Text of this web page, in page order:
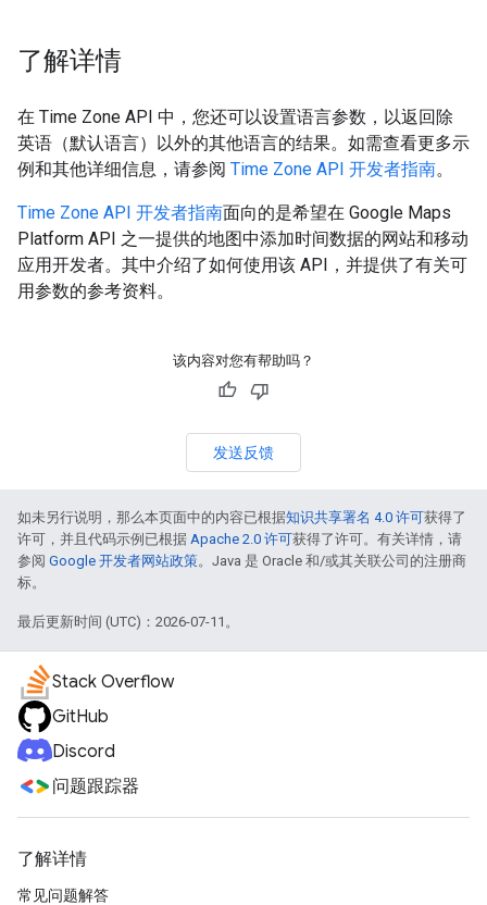
了解详情
在 Time Zone API 中，您还可以设置语言参数，以返回除
英语（默认语言）以外的其他语言的结果。如需查看更多示
例和其他详细信息，请参阅 Time Zone API 开发者指南。
Time Zone API 开发者指南面向的是希望在 Google Maps
Platform API 之一提供的地图中添加时间数据的网站和移动
应用开发者。其中介绍了如何使用该 API，并提供了有关可
用参数的参考资料。
该内容对您有帮助吗？
发送反馈
如未另行说明，那么本页面中的内容已根据知识共享署名 4.0 许可获得了
许可，并且代码示例已根据 Apache 2.0 许可获得了许可。有关详情，请
参阅 Google 开发者网站政策。Java 是 Oracle 和/或其关联公司的注册商
标。
最后更新时间 (UTC)：2026-07-11。
Stack Overflow
GitHub
Discord
问题跟踪器
了解详情
常见问题解答